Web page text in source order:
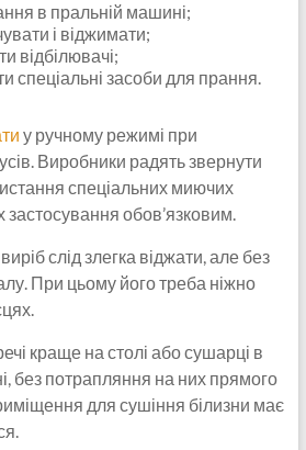
в пральній машині;
і віджимати;
відбілювачі;
спеціальні засоби для прання.
у ручному режимі при
Виробники радять звернути
спеціальних миючих
застосування обов’язковим.
слід злегка віджати, але без
При цьому його треба ніжно
краще на столі або сушарці в
без потрапляння на них прямого
для сушіння білизни має